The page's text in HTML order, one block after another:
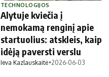
TECHNOLOGIJOS
Alytuje kviečia į
nemokamą renginį apie
startuolius: atskleis, kaip
idėją paversti verslu
Ieva Kazlauskaitė•2026-06-03